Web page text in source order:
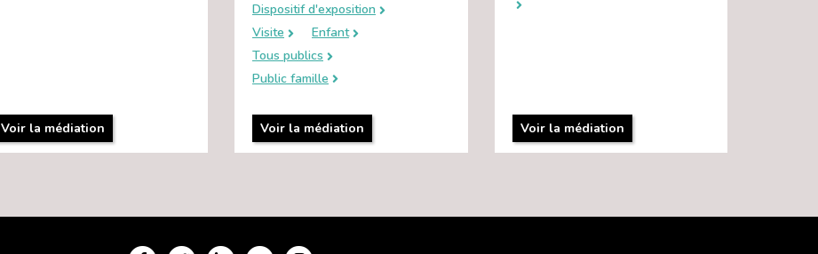
Voir la médiation
Dispositif d'exposition
Visite
Enfant
Tous publics
Public famille
Voir la médiation Voir la médiation